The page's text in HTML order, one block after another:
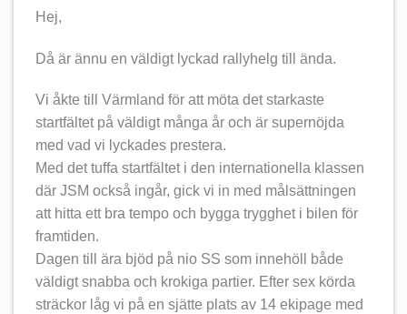
Hej,
Då är ännu en väldigt lyckad rallyhelg till ända.
Vi åkte till Värmland för att möta det starkaste
startfältet på väldigt många år och är supernöjda
med vad vi lyckades prestera.
Med det tuffa startfältet i den internationella klassen
där JSM också ingår, gick vi in med målsättningen
att hitta ett bra tempo och bygga trygghet i bilen för
framtiden.
Dagen till ära bjöd på nio SS som innehöll både
väldigt snabba och krokiga partier. Efter sex körda
sträckor låg vi på en sjätte plats av 14 ekipage med